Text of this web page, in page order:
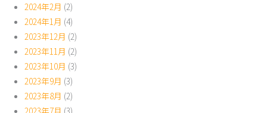
2024年2月 (2)
2024年1月 (4)
2023年12月 (2)
2023年11月 (2)
2023年10月 (3)
2023年9月 (3)
2023年8月 (2)